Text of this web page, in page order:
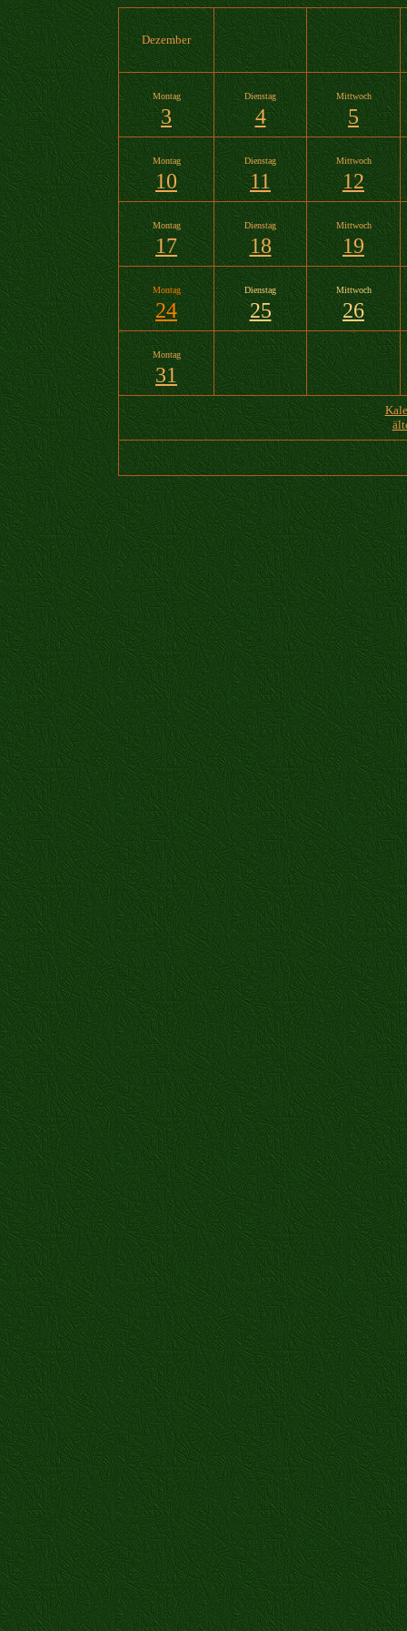
Dezember
Montag
3
Dienstag
4
Mittwoch
5
Montag
10
Dienstag
11
Mittwoch
12
Montag
17
Dienstag
18
Mittwoch
19
Montag
24
Dienstag
25
Mittwoch
26
Montag
31